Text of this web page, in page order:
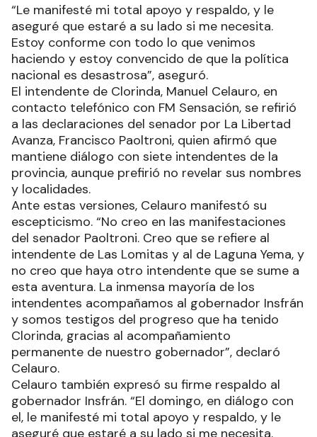
“Le manifesté mi total apoyo y respaldo, y le
aseguré que estaré a su lado si me necesita.
Estoy conforme con todo lo que venimos
haciendo y estoy convencido de que la política
nacional es desastrosa”, aseguró.
El intendente de Clorinda, Manuel Celauro, en
contacto telefónico con FM Sensación, se refirió
a las declaraciones del senador por La Libertad
Avanza, Francisco Paoltroni, quien afirmó que
mantiene diálogo con siete intendentes de la
provincia, aunque prefirió no revelar sus nombres
y localidades.
Ante estas versiones, Celauro manifestó su
escepticismo. “No creo en las manifestaciones
del senador Paoltroni. Creo que se refiere al
intendente de Las Lomitas y al de Laguna Yema, y
no creo que haya otro intendente que se sume a
esta aventura. La inmensa mayoría de los
intendentes acompañamos al gobernador Insfrán
y somos testigos del progreso que ha tenido
Clorinda, gracias al acompañamiento
permanente de nuestro gobernador”, declaró
Celauro.
Celauro también expresó su firme respaldo al
gobernador Insfrán. “El domingo, en diálogo con
el, le manifesté mi total apoyo y respaldo, y le
aseguré que estaré a su lado si me necesita.